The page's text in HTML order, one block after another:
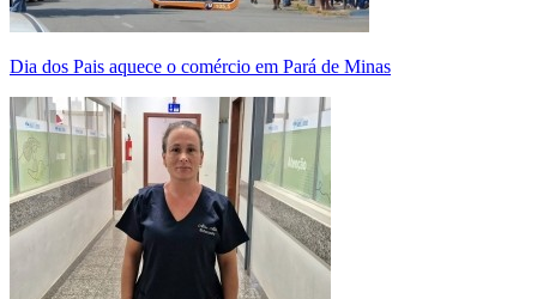
Dia dos Pais aquece o comércio em Pará de Minas